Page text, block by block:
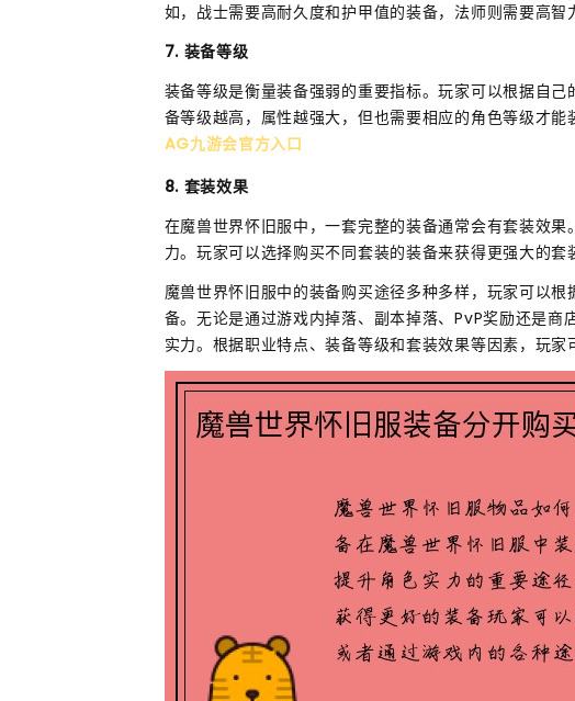
如，战士需要高耐久度和护甲值的装备，法师则需要高智
7. 装备等级
装备等级是衡量装备强弱的重要指标。玩家可以根据自
备等级越高，属性越强大，但也需要相应的角色等级才能
AG九游会官方入口
8. 套装效果
在魔兽世界怀旧服中，一套完整的装备通常会有套装效
力。玩家可以选择购买不同套装的装备来获得更强大的套
魔兽世界怀旧服中的装备购买途径多种多样，玩家可以
备。无论是通过游戏内掉落、副本掉落、PvP奖励还是
实力。根据职业特点、装备等级和套装效果等因素，玩家